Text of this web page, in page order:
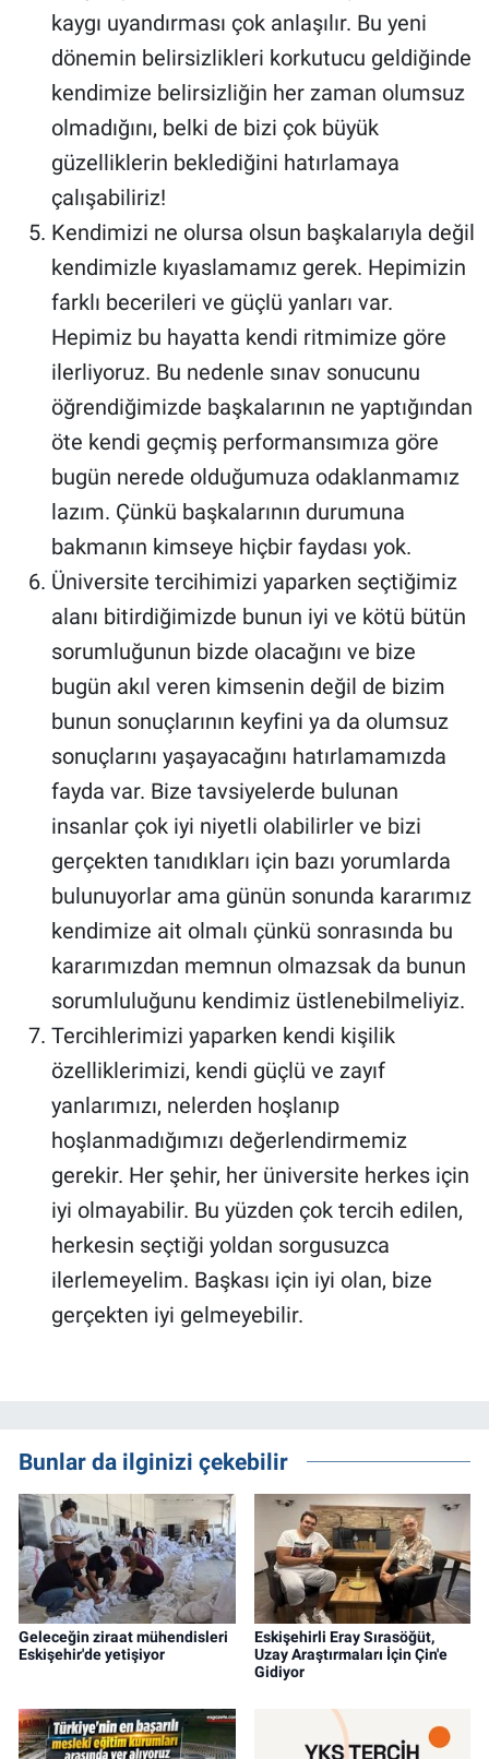
kaygı uyandırması çok anlaşılır. Bu yeni
dönemin belirsizlikleri korkutucu geldiğinde
kendimize belirsizliğin her zaman olumsuz
olmadığını, belki de bizi çok büyük
güzelliklerin beklediğini hatırlamaya
çalışabiliriz!
Kendimizi ne olursa olsun başkalarıyla değil
kendimizle kıyaslamamız gerek. Hepimizin
farklı becerileri ve güçlü yanları var.
Hepimiz bu hayatta kendi ritmimize göre
ilerliyoruz. Bu nedenle sınav sonucunu
öğrendiğimizde başkalarının ne yaptığından
öte kendi geçmiş performansımıza göre
bugün nerede olduğumuza odaklanmamız
lazım. Çünkü başkalarının durumuna
bakmanın kimseye hiçbir faydası yok.
Üniversite tercihimizi yaparken seçtiğimiz
alanı bitirdiğimizde bunun iyi ve kötü bütün
sorumluğunun bizde olacağını ve bize
bugün akıl veren kimsenin değil de bizim
bunun sonuçlarının keyfini ya da olumsuz
sonuçlarını yaşayacağını hatırlamamızda
fayda var. Bize tavsiyelerde bulunan
insanlar çok iyi niyetli olabilirler ve bizi
gerçekten tanıdıkları için bazı yorumlarda
bulunuyorlar ama günün sonunda kararımız
kendimize ait olmalı çünkü sonrasında bu
kararımızdan memnun olmazsak da bunun
sorumluluğunu kendimiz üstlenebilmeliyiz.
Tercihlerimizi yaparken kendi kişilik
özelliklerimizi, kendi güçlü ve zayıf
yanlarımızı, nelerden hoşlanıp
hoşlanmadığımızı değerlendirmemiz
gerekir. Her şehir, her üniversite herkes için
iyi olmayabilir. Bu yüzden çok tercih edilen,
herkesin seçtiği yoldan sorgusuzca
ilerlemeyelim. Başkası için iyi olan, bize
gerçekten iyi gelmeyebilir.
Bunlar da ilginizi çekebilir
Geleceğin ziraat mühendisleri
Eskişehir'de yetişiyor
Eskişehirli Eray Sırasöğüt,
Uzay Araştırmaları İçin Çin'e
Gidiyor